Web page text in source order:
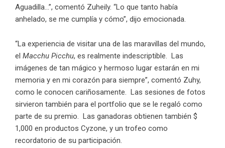
Aguadilla…”, comentó Zuheily. “Lo que tanto había
anhelado, se me cumplía y cómo”, dijo emocionada.
“La experiencia de visitar una de las maravillas del mundo,
el Macchu Picchu, es realmente indescriptible. Las
imágenes de tan mágico y hermoso lugar estarán en mi
memoria y en mi corazón para siempre”, comentó Zuhy,
como le conocen cariñosamente. Las sesiones de fotos
sirvieron también para el portfolio que se le regaló como
parte de su premio. Las ganadoras obtienen también $
1,000 en productos Cyzone, y un trofeo como
recordatorio de su participación.